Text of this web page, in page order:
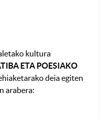
kultura
ETA POESIAKO
deia egiten
arabera: